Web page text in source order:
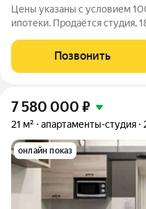
Цены указаны с условием
ипотеки. Продаётся студия,
расположен на берегу
Печатники в акватории
Позвонить
7 580 000 ₽
21 м² апартаменты-студия
онлайн показ